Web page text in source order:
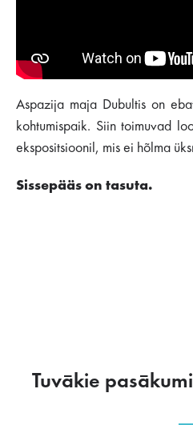
Aspazija maja Dubultis on
kohtumispaik. Siin toimuvad
ekspositsioonil, mis ei hõlma
Sissepääs on tasuta.
Tuvākie pasākumi